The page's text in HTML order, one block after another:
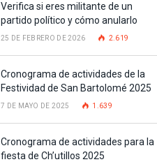
Verifica si eres militante de un
partido político y cómo anularlo
25 DE FEBRERO DE 2026 2.619
Cronograma de actividades de la
Festividad de San Bartolomé 2025
7 DE MAYO DE 2025 1.639
Cronograma de actividades para la
fiesta de Ch’utillos 2025